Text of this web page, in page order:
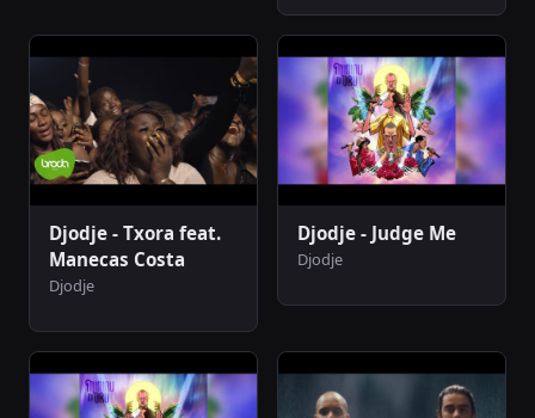
Djodje - Txora feat.
Manecas Costa
Djodje
Djodje - Judge Me
Djodje